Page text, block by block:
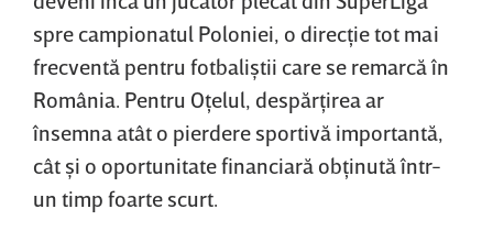
spre campionatul Poloniei, o direcţie tot mai
frecventă pentru fotbaliştii care se remarcă în
România. Pentru Oţelul, despărţirea ar
însemna atât o pierdere sportivă importantă,
cât şi o oportunitate financiară obţinută într-
un timp foarte scurt.